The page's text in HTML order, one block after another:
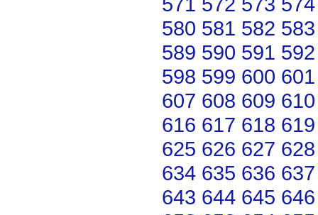
580 581 582 583
589 590 591 592
598 599 600 601
607 608 609 610
616 617 618 619
625 626 627 628
634 635 636 637
643 644 645 646